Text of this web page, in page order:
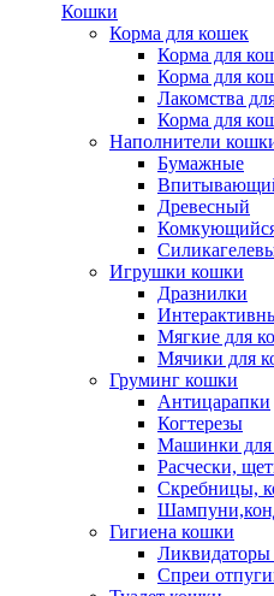
Кошки
Корма для кошек
Корма для
Корма для
Лакомства
Корма для
Наполнители
Бумажные
Древесный
Игрушки кошки
Дразнилки
Мягкие для
Мячики для
Груминг кошки
Антицарапки
Когтерезы
Машинки для
Расчески,
Скребницы,
Гигиена кошки
Ликвидаторы
Спреи